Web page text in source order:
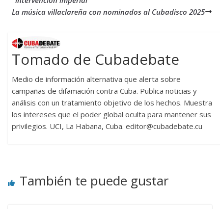
La música villaclareña con nominados al Cubadisco 2025
Tomado de Cubadebate
Medio de información alternativa que alerta sobre
campañas de difamación contra Cuba. Publica noticias y
análisis con un tratamiento objetivo de los hechos. Muestra
los intereses que el poder global oculta para mantener sus
privilegios. UCI, La Habana, Cuba. editor@cubadebate.cu
También te puede gustar